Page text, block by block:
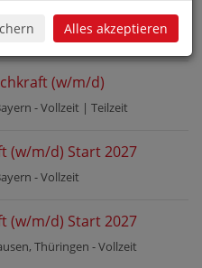
- Vollzeit|Teilzeit
(w/m/d)
-Vollzeit | Teilzeit
(w/m/d) Start 2027
-Vollzeit
(w/m/d) Start 2027
Thüringen -Vollzeit
Alles akzeptieren